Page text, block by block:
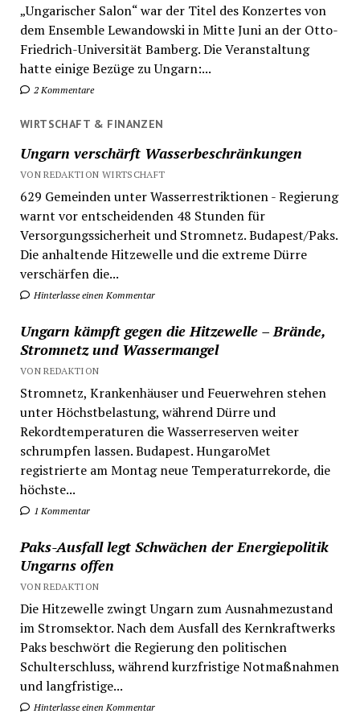
„Ungarischer Salon“ war der Titel des Konzertes von
dem Ensemble Lewandowski in Mitte Juni an der Otto-
Friedrich-Universität Bamberg. Die Veranstaltung
hatte einige Bezüge zu Ungarn:...
2 Kommentare
WIRTSCHAFT & FINANZEN
Ungarn verschärft Wasserbeschränkungen
VON REDAKTION WIRTSCHAFT
629 Gemeinden unter Wasserrestriktionen - Regierung
warnt vor entscheidenden 48 Stunden für
Versorgungssicherheit und Stromnetz. Budapest/Paks.
Die anhaltende Hitzewelle und die extreme Dürre
verschärfen die...
Hinterlasse einen Kommentar
Ungarn kämpft gegen die Hitzewelle – Brände,
Stromnetz und Wassermangel
VON REDAKTION
Stromnetz, Krankenhäuser und Feuerwehren stehen
unter Höchstbelastung, während Dürre und
Rekordtemperaturen die Wasserreserven weiter
schrumpfen lassen. Budapest. HungaroMet
registrierte am Montag neue Temperaturrekorde, die
höchste...
1 Kommentar
Paks-Ausfall legt Schwächen der Energiepolitik
Ungarns offen
VON REDAKTION
Die Hitzewelle zwingt Ungarn zum Ausnahmezustand
im Stromsektor. Nach dem Ausfall des Kernkraftwerks
Paks beschwört die Regierung den politischen
Schulterschluss, während kurzfristige Notmaßnahmen
und langfristige...
Hinterlasse einen Kommentar